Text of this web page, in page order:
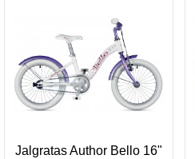
Jalgratas Author Bello 16"